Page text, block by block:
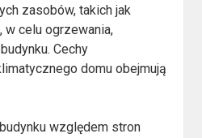
zasobów, takich jak
w celu ogrzewania,
Cechy
domu obejmują
względem stron